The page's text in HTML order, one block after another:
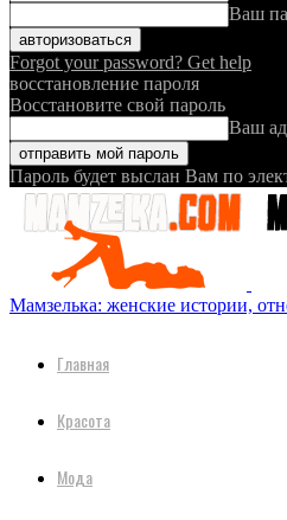
Ваш
Forgot your password? Get help
восстановление пароля
Восстановите свой пароль
Ваш
Пароль будет выслан Вам по
Мамзелька: женские истории,
Главная
Красота
Мода